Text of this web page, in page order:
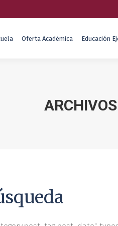
Oferta Académica Educación